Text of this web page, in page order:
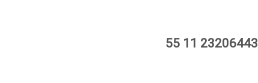
Tel:
55 11 23206443